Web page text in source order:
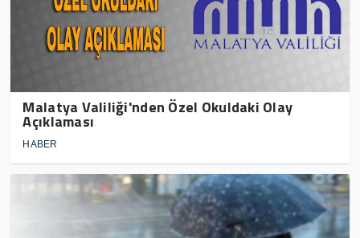
Malatya Valiliği'nden Özel Okuldaki Olay
Açıklaması
HABER